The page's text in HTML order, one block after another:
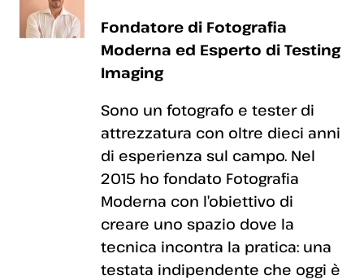
Fondatore di Fotografia
Moderna ed Esperto di Testing
Imaging
Sono un fotografo e tester di
attrezzatura con oltre dieci anni
di esperienza sul campo. Nel
2015 ho fondato Fotografia
Moderna con l’obiettivo di
creare uno spazio dove la
tecnica incontra la pratica: una
testata indipendente che oggi è